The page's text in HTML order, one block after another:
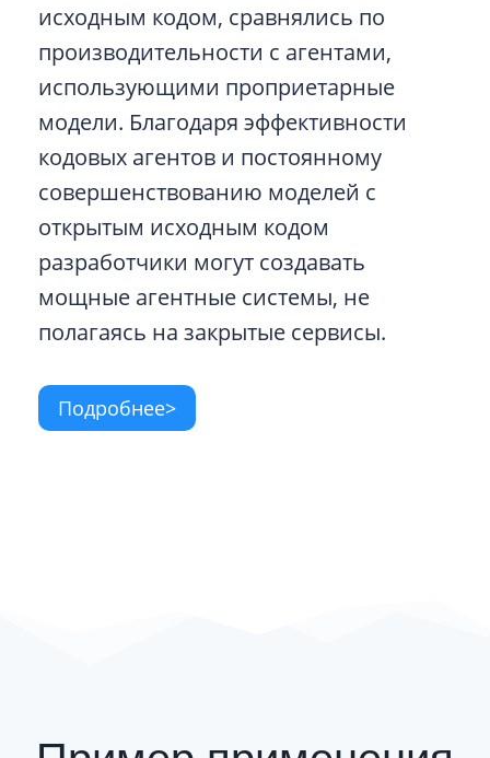
исходным кодом, сравнялись по
производительности с агентами,
использующими проприетарные
модели. Благодаря эффективности
кодовых агентов и постоянному
совершенствованию моделей с
открытым исходным кодом
разработчики могут создавать
мощные агентные системы, не
полагаясь на закрытые сервисы.
Подробнее>